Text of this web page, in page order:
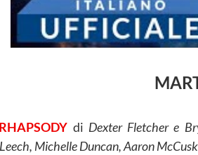
di Dexter Fletcher e
Michelle Duncan, Aaron